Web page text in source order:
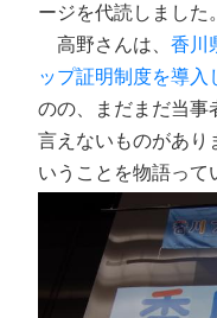
ージを代読しました。
高野さんは、 香川
ップ証明制度を導入
のの、まだまだ当事
言えないものがあり
いうことを物語って